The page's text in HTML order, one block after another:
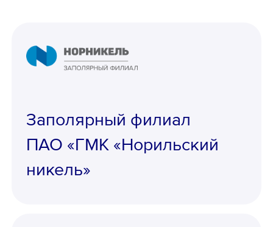
Заполярный филиал
ПАО «ГМК «Норильский
никель»
Телефон *